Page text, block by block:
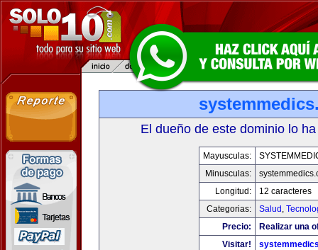
El dueño de este dominio lo
Mayusculas:
Minusculas:
Longitud:
12 caracteres
Categorias:
Salud ,
Precio:
Realizar una
Visitar!